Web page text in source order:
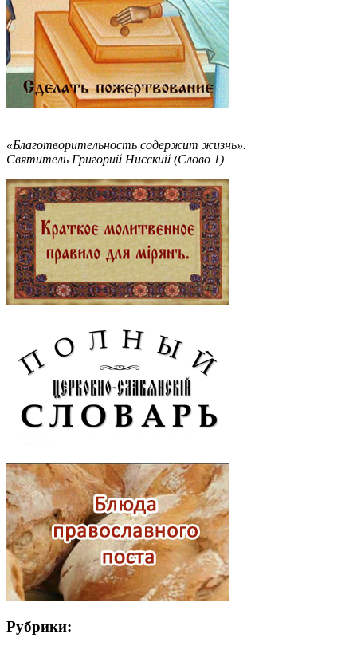
«Благотворительность содержит жизнь».
Святитель Григорий Нисский (Слово 1)
Рубрики: